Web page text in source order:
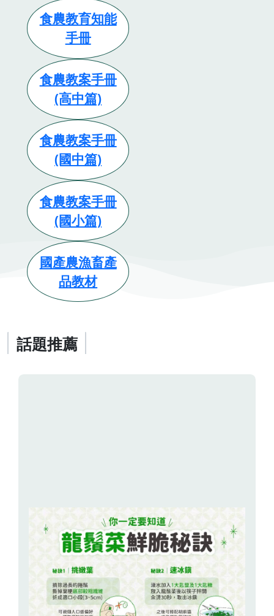
食農教育知能
手冊
食農教案手冊
(高中篇)
食農教案手冊
(國中篇)
食農教案手冊
(國小篇)
國產農漁畜產
品教材
話題推薦